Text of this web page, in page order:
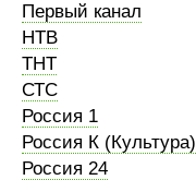
Первый канал
НТВ
ТНТ
СТС
Россия 1
Россия К (Культура)
Россия 24